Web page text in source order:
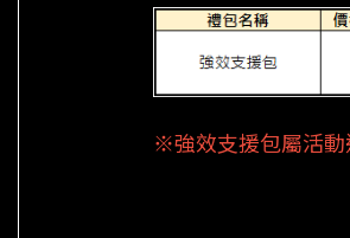
※強效支援包屬活動